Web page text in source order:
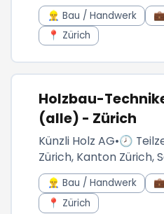
👷‍♂️ Bau / Handwerk
📍 Zürich
Holzbau-
(alle) - Zürich
Künzli Holz AG•🕗
Zürich, Kanton Zürich,
👷‍♂️ Bau / Handwerk
📍 Zürich